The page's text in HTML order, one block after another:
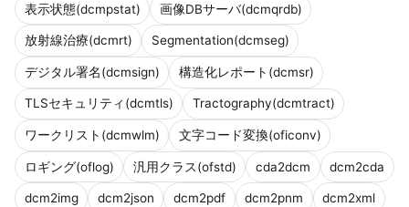
表示状態(dcmpstat) 画像DBサーバ(dcmqrdb)
放射線治療(dcmrt) Segmentation(dcmseg)
デジタル署名(dcmsign) 構造化レポート(dcmsr)
TLSセキュリティ(dcmtls) Tractography(dcmtract)
ワークリスト(dcmwlm) 文字コード変換(oficonv)
ロギング(oflog) 汎用クラス(ofstd) cda2dcm dcm2cda
dcm2img dcm2json dcm2pdf dcm2pnm dcm2xml